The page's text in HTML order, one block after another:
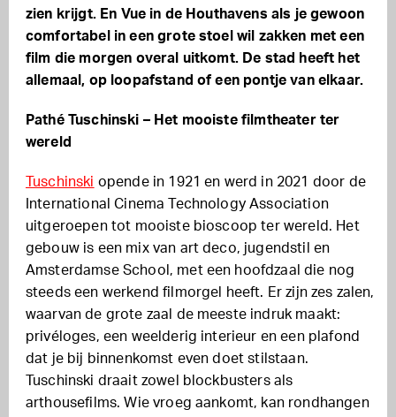
zien krijgt. En Vue in de Houthavens als je gewoon
comfortabel in een grote stoel wil zakken met een
film die morgen overal uitkomt. De stad heeft het
allemaal, op loopafstand of een pontje van elkaar.
Pathé Tuschinski – Het mooiste filmtheater ter
wereld
Tuschinski opende in 1921 en werd in 2021 door de
International Cinema Technology Association
uitgeroepen tot mooiste bioscoop ter wereld. Het
gebouw is een mix van art deco, jugendstil en
Amsterdamse School, met een hoofdzaal die nog
steeds een werkend filmorgel heeft. Er zijn zes zalen,
waarvan de grote zaal de meeste indruk maakt:
privéloges, een weelderig interieur en een plafond
dat je bij binnenkomst even doet stilstaan.
Tuschinski draait zowel blockbusters als
arthousefilms. Wie vroeg aankomt, kan rondhangen